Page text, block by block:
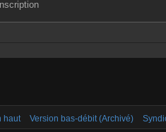
haut Version bas-débit (Archivé)